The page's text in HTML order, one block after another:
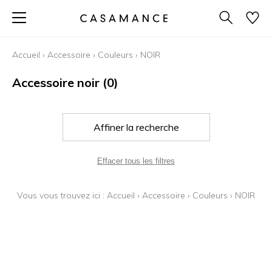
Accueil › Accessoire › Couleurs › NOIR
Accessoire noir (0)
Affiner la recherche
Effacer tous les filtres
Vous vous trouvez ici : Accueil › Accessoire › Couleurs › NOIR